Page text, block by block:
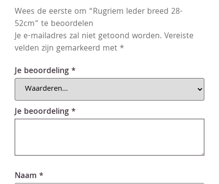
Wees de eerste om “Rugriem leder breed 28-
52cm” te beoordelen
Je e-mailadres zal niet getoond worden. Vereiste
velden zijn gemarkeerd met*
Je beoordeling*
Je beoordeling*
Naam *